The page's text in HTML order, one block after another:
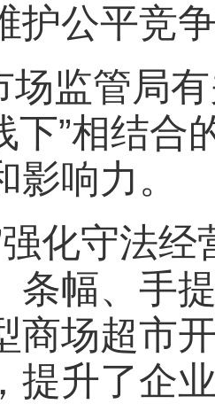
护公平竞
场监管局
下”相结
响力。
强化守法
条幅、手
商场超市
提升了企